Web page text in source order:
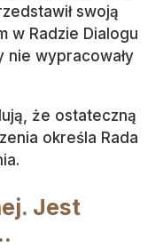
swoją
w Radzie Dialogu
nie wypracowały
że ostateczną
określa Rada
Jest